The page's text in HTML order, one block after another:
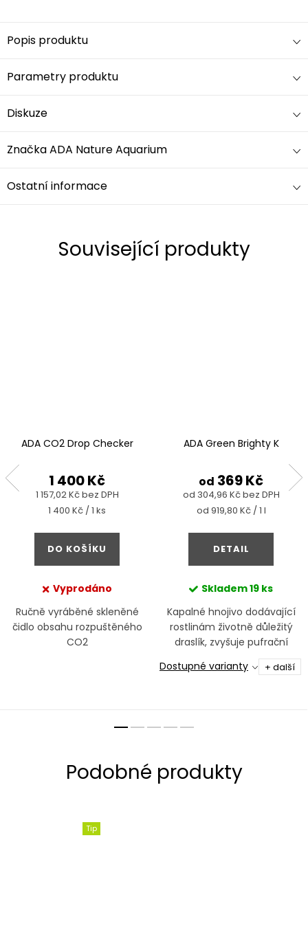
Popis produktu
Parametry produktu
Diskuze
ZnačkaADA Nature Aquarium
Ostatní informace
Související produkty
ADA CO2 Drop Checker
1 157,02 Kč bez DPH
1 400 Kč
Měrná
1 400 Kč / 1 ks
DO KOŠÍKU
Vyprodáno
Ručně vyráběné skleněné
čidlo obsahu rozpuštěného
CO2
ADA Green Brighty K
od 304,96 Kč bez DPH
od 369 Kč
Měrná
od 919,80 Kč / 1 l
DETAIL
Skladem19 ks
Kapalné hnojivo dodávající
rostlinám životně důležitý
draslík, zvyšuje pufrační
kapacitu vody a stabilizuje
tím tak pH vody v akváriu
Dostupné varianty + další
Tip